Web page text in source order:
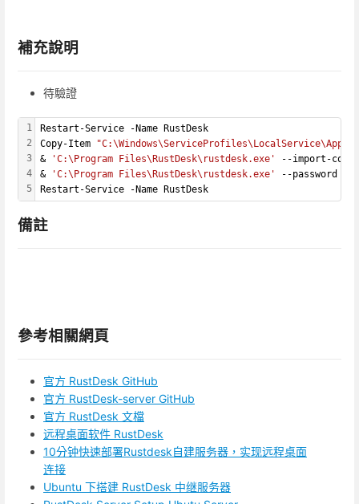
補充說明
待驗證
1
2
3
4
5
Restart-Service -Name RustDesk
Copy-Item
&
'C:\Program Files\RustDesk\rustdesk.exe'
--import-
&
'C:\Program Files\RustDesk\rustdesk.exe'
--password
Restart-Service -Name RustDesk
備註
參考相關網頁
官方 RustDesk GitHub
官方 RustDesk-server GitHub
官方 RustDesk 文檔
远程桌面软件 RustDesk
10分钟快速部署Rustdesk自建服务器，实现远程桌面
连接
Ubuntu 下搭建 RustDesk 中继服务器